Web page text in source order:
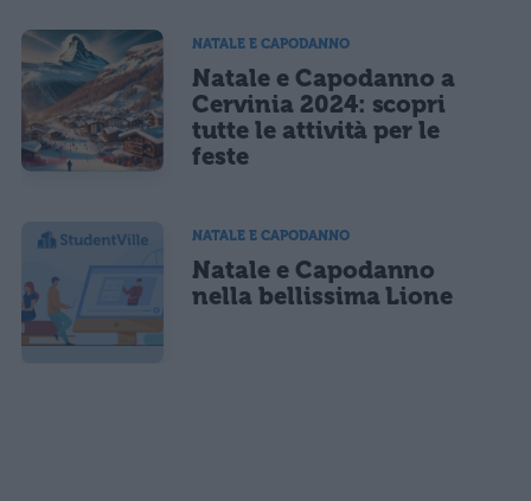
NATALE E CAPODANNO
Natale e Capodanno a
Cervinia 2024: scopri
tutte le attività per le
feste
NATALE E CAPODANNO
Natale e Capodanno
nella bellissima Lione